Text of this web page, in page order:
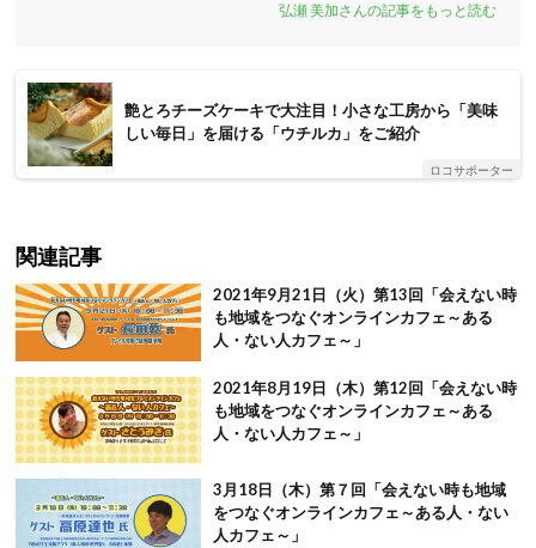
弘瀬 美加さんの記事をもっと読む
艶とろチーズケーキで大注目！小さな工房から「美味
しい毎日」を届ける「ウチルカ」をご紹介
ロコサポーター
関連記事
2021年9月21日（火）第13回「会えない時
も地域をつなぐオンラインカフェ～ある
人・ない人カフェ～」
2021年8月19日（木）第12回「会えない時
も地域をつなぐオンラインカフェ～ある
人・ない人カフェ～」
3月18日（木）第７回「会えない時も地域
をつなぐオンラインカフェ～ある人・ない
人カフェ～」